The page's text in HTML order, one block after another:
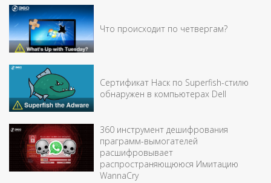
Что происходит по четвергам?
Сертификат Наск по Superfish-стилю
обнаружен в компьютерах Dell
360 инструмент дешифрования
праграмм-вымогателей
расшифровывает
распространяющююся Имитацию
WannaCry